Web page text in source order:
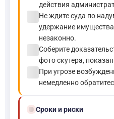
действия
Не ждите суда по
удержание
незаконно.
Соберите
фото скутера,
При угрозе
немедленно
schedule Сроки и риски